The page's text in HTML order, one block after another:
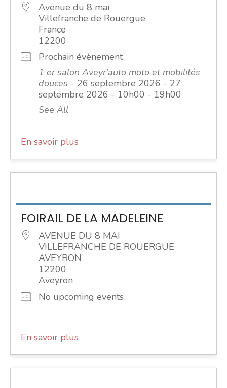
Avenue du 8 mai
Villefranche de Rouergue
France
12200
Prochain évènement
1 er salon Aveyr'auto moto et mobilités
douces - 26 septembre 2026 - 27
septembre 2026 - 10h00 - 19h00
See All
En savoir plus
FOIRAIL DE LA MADELEINE
AVENUE DU 8 MAI
VILLEFRANCHE DE ROUERGUE
AVEYRON
12200
Aveyron
No upcoming events
En savoir plus